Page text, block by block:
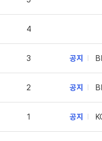
4
3 공지
2 공지
1 공지